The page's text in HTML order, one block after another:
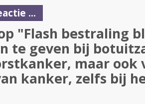
...
"Flash bestraling
te geven bij
maar ook
kanker, zelfs bij